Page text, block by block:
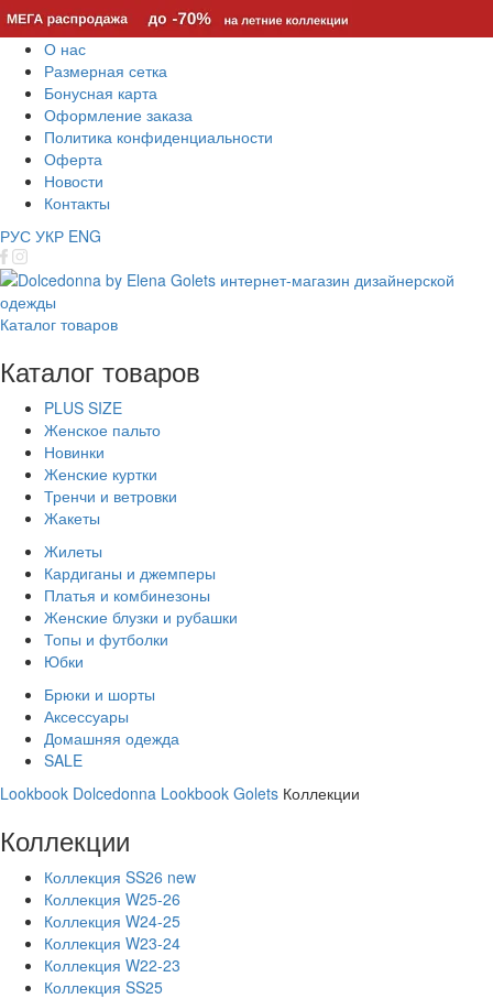
О нас
Размерная сетка
Бонусная карта
Оформление заказа
Политика конфиденциальности
Оферта
Новости
Контакты
РУС УКР ENG
Каталог товаров
Каталог товаров
PLUS SIZE
Женское пальто
Новинки
Женские куртки
Тренчи и ветровки
Жакеты
Жилеты
Кардиганы и джемперы
Платья и комбинезоны
Женские блузки и рубашки
Топы и футболки
Юбки
Брюки и шорты
Аксессуары
Домашняя одежда
SALE
Lookbook Dolcedonna Lookbook Golets Коллекции
Коллекции
Коллекция SS26 new
Коллекция W25-26
Коллекция W24-25
Коллекция W23-24
Коллекция W22-23
Коллекция SS25